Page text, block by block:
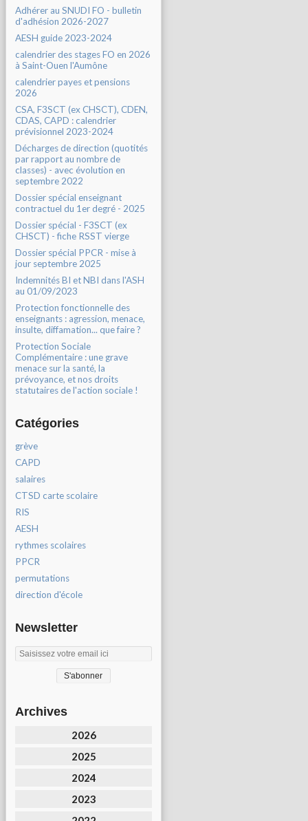
Adhérer au SNUDI FO - bulletin
d'adhésion 2026-2027
AESH guide 2023-2024
calendrier des stages FO en 2026
à Saint-Ouen l'Aumône
calendrier payes et pensions
2026
CSA, F3SCT (ex CHSCT), CDEN,
CDAS, CAPD : calendrier
prévisionnel 2023-2024
Décharges de direction (quotités
par rapport au nombre de
classes) - avec évolution en
septembre 2022
Dossier spécial enseignant
contractuel du 1er degré - 2025
Dossier spécial - F3SCT (ex
CHSCT) - fiche RSST vierge
Dossier spécial PPCR - mise à
jour septembre 2025
Indemnités BI et NBI dans l'ASH
au 01/09/2023
Protection fonctionnelle des
enseignants : agression, menace,
insulte, diffamation... que faire ?
Protection Sociale
Complémentaire : une grave
menace sur la santé, la
prévoyance, et nos droits
statutaires de l'action sociale !
Catégories
grève
CAPD
salaires
CTSD carte scolaire
RIS
AESH
rythmes scolaires
PPCR
permutations
direction d'école
Newsletter
Archives
2026
2025
2024
2023